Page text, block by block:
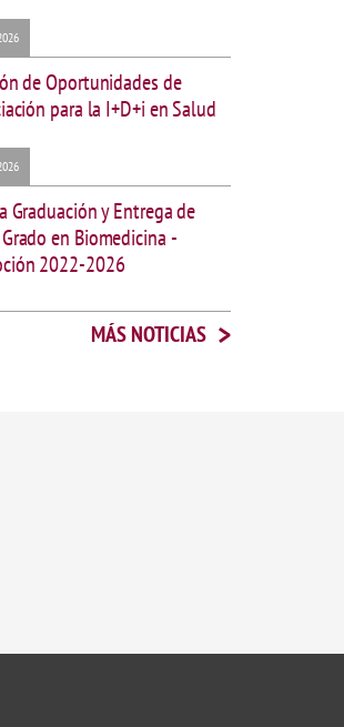
de Oportunidades de
para la I+D+i en Salud
Graduación y Entrega de
en Biomedicina -
2022-2026
MÁS NOTICIAS >